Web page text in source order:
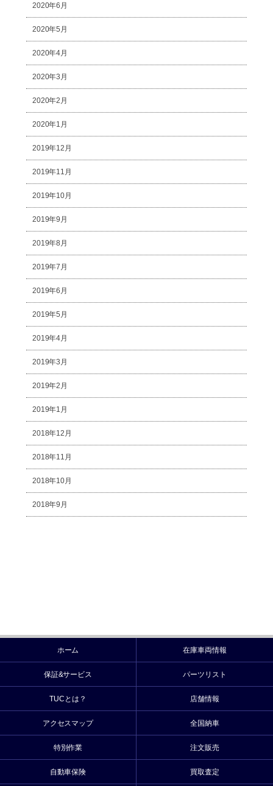
2020年6月
2020年5月
2020年4月
2020年3月
2020年2月
2020年1月
2019年12月
2019年11月
2019年10月
2019年9月
2019年8月
2019年7月
2019年6月
2019年5月
2019年4月
2019年3月
2019年2月
2019年1月
2018年12月
2018年11月
2018年10月
2018年9月
ホーム 在庫車両情報
保証&サービス パーツリスト
TUCとは？ 店舗情報
アクセスマップ 全国納車
特別作業 注文販売
自動車保険 買取査定